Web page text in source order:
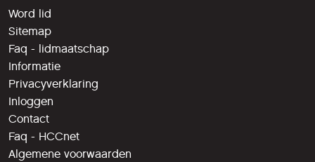
Word lid
Sitemap
Faq - lidmaatschap
Informatie
Privacyverklaring
Inloggen
Contact
Faq - HCCnet
Algemene voorwaarden